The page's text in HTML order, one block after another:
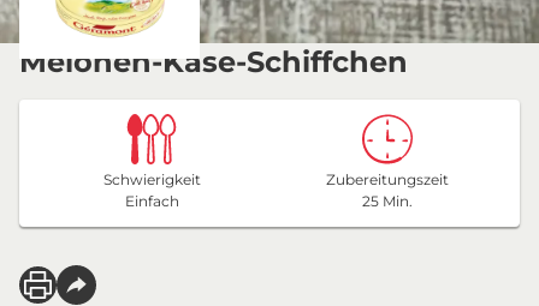
Melonen-Käse-Schiffchen
Schwierigkeit
Einfach
Zubereitungszeit
25 Min.